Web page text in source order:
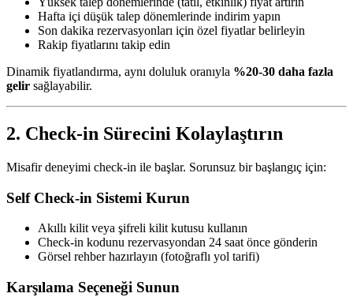
Hafta içi düşük talep dönemlerinde indirim yapın
Son dakika rezervasyonları için özel fiyatlar belirleyin
Rakip fiyatlarını takip edin
Dinamik fiyatlandırma, aynı doluluk oranıyla %20-30 daha fazla
gelir sağlayabilir.
2. Check-in Sürecini Kolaylaştırın
Misafir deneyimi check-in ile başlar. Sorunsuz bir başlangıç için:
Self Check-in Sistemi Kurun
Akıllı kilit veya şifreli kilit kutusu kullanın
Check-in kodunu rezervasyondan 24 saat önce gönderin
Görsel rehber hazırlayın (fotoğraflı yol tarifi)
Karşılama Seçeneği Sunun